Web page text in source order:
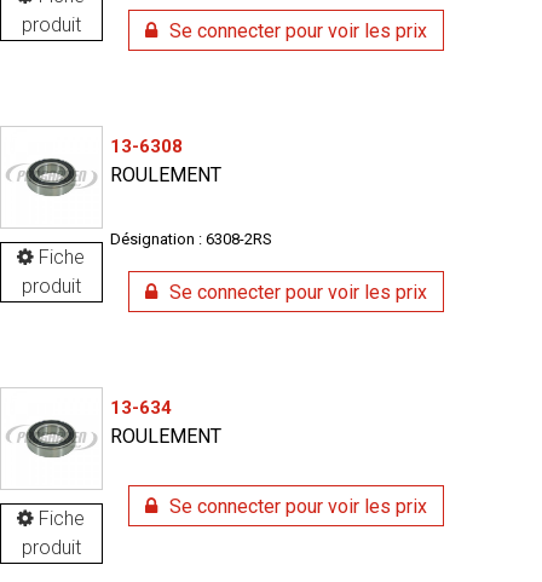
produit
Se connecter pour voir les prix
Fiche
produit
13-6308
ROULEMENT
Désignation : 6308-2RS
Se connecter pour voir les prix
Fiche
produit
13-634
ROULEMENT
Se connecter pour voir les prix